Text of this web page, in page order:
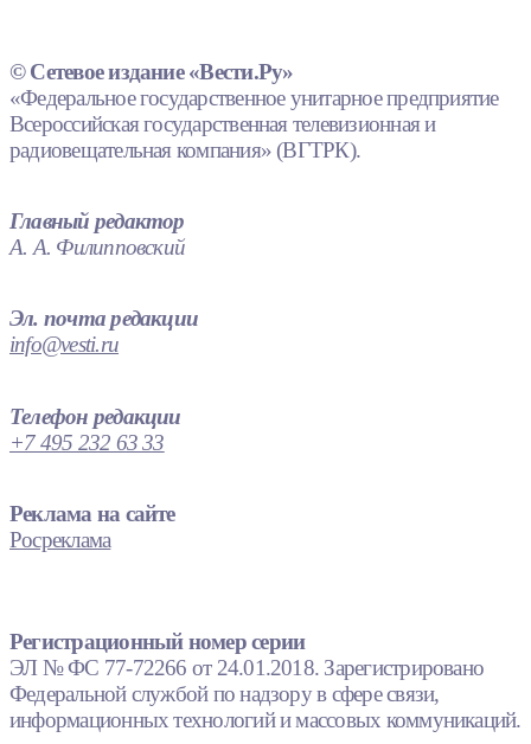
© Сетевое издание «Вести.Ру»
«Федеральное государственное унитарное предприятие
Всероссийская государственная телевизионная и
радиовещательная компания» (ВГТРК).
Главный редактор
А. А. Филипповский
Эл. почта редакции
info@vesti.ru
Телефон редакции
+7 495 232 63 33
Реклама на сайте
Росреклама
Регистрационный номер серии
ЭЛ № ФС 77-72266 от 24.01.2018. Зарегистрировано
Федеральной службой по надзору в сфере связи,
информационных технологий и массовых коммуникаций.